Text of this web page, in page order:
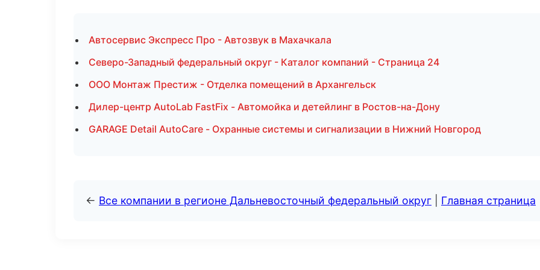
Автосервис Экспресс Про - Автозвук в Махачкала
Северо-Западный федеральный округ - Каталог компаний - Страница 24
ООО Монтаж Престиж - Отделка помещений в Архангельск
Дилер-центр AutoLab FastFix - Автомойка и детейлинг в Ростов-на-Дону
GARAGE Detail AutoCare - Охранные системы и сигнализации в Нижний Новгород
← Все компании в регионе Дальневосточный федеральный округ Главная страница